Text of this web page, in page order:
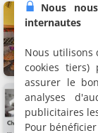
3
2 à
Nous
internautes
Nous utilisons
cookies tiers)
assurer le
analyses
publicitaires
Pour